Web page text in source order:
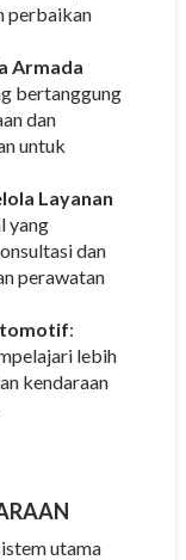
perbaikan
Armada
bertanggung
dan
untuk
Layanan
yang
dan
perawatan
:
lebih
kendaraan
utama